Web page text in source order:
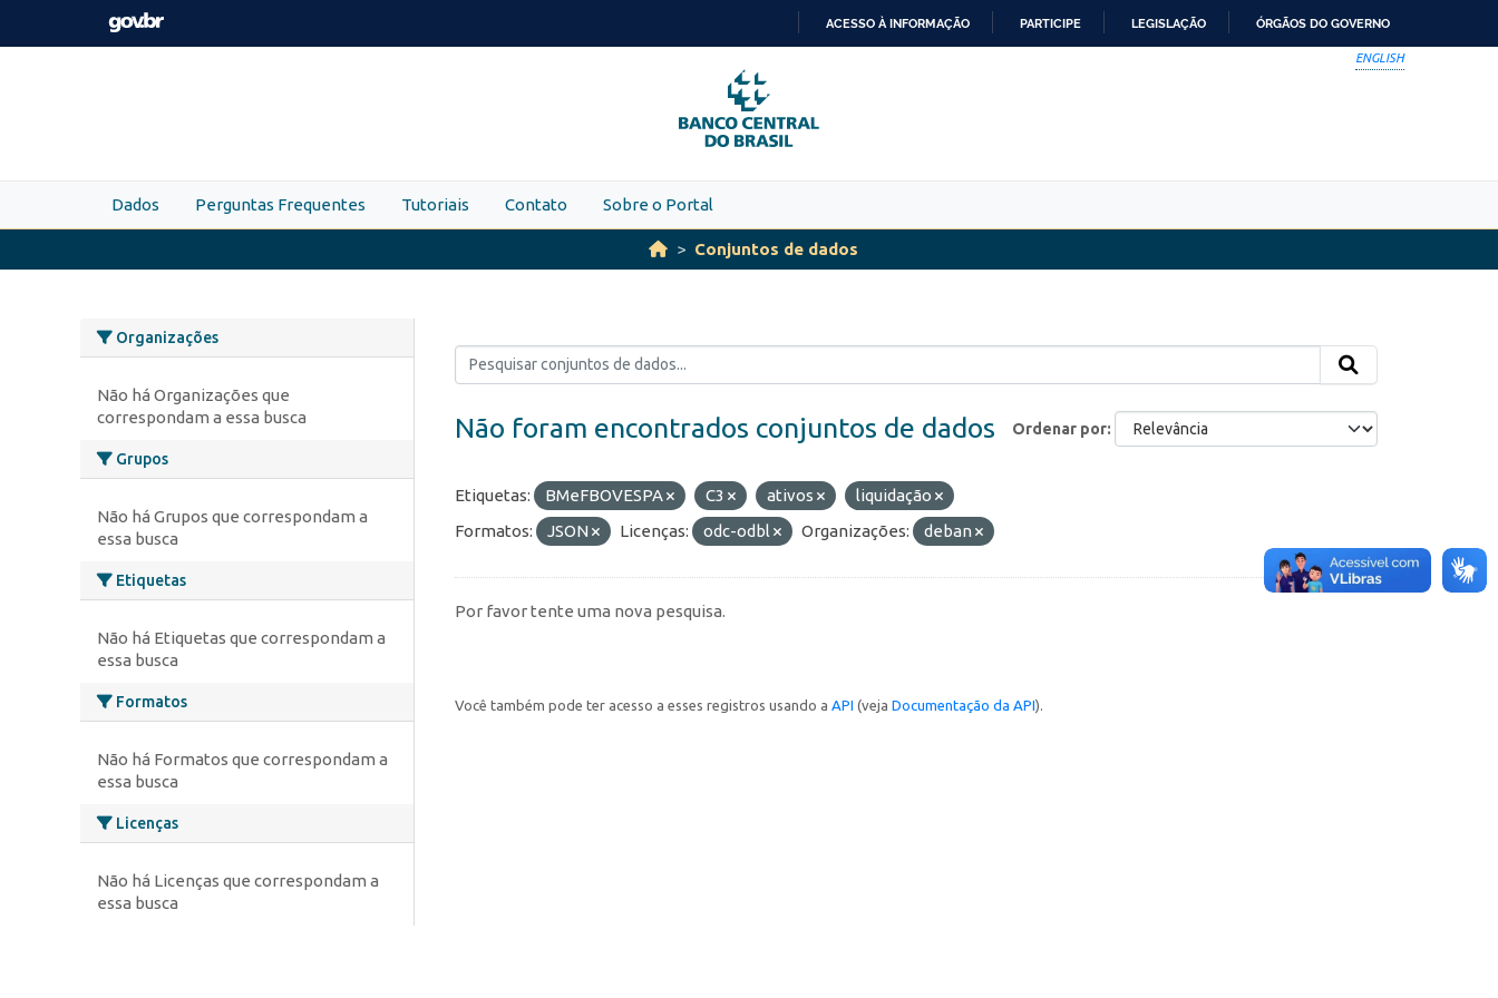
Skip to main content
PARA
O
CONTEÚDO
ACESSO À INFORMAÇÃO PARTICIPE LEGISLAÇÃO ÓRGÃOS DO GOVERNO
ENGLISH
Dados Perguntas Frequentes Tutoriais Contato Sobre o Portal
Conjuntos de dados
Organizações
Não há Organizações que
correspondam a essa busca
Grupos
Não há Grupos que correspondam a
essa busca
Etiquetas
Não há Etiquetas que correspondam a
essa busca
Formatos
Não há Formatos que correspondam a
essa busca
Licenças
Não há Licenças que correspondam a
essa busca
Ordenar por
Não foram encontrados conjuntos de dados
Etiquetas: BMeFBOVESPA C3 ativos
liquidação
Formatos:
JSON Licenças: odc-odbl Organizações: deban
Por favor tente uma nova pesquisa.
Você também pode ter acesso a esses registros usando a API (veja Documentação da API).